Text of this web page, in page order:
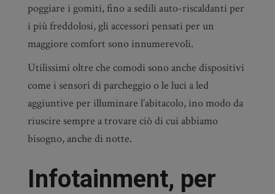
poggiare i gomiti, fino a sedili auto-riscaldanti per
i più freddolosi, gli accessori pensati per un
maggiore comfort sono innumerevoli.
Utilissimi oltre che comodi sono anche dispositivi
come i sensori di parcheggio o le luci a led
aggiuntive per illuminare l’abitacolo, ino modo da
riuscire sempre a trovare ciò di cui abbiamo
bisogno, anche di notte.
Infotainment, per